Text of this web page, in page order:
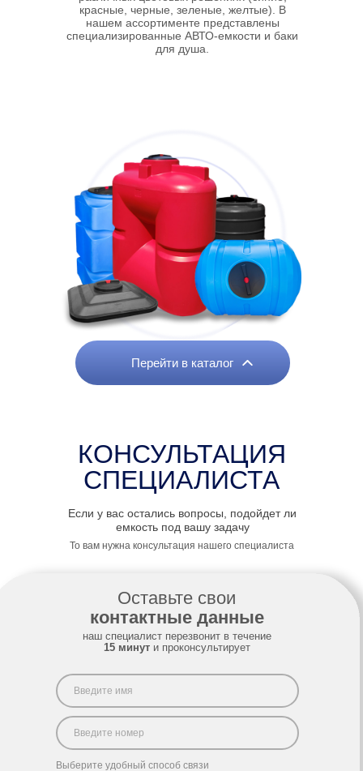
Перейти в каталог
СПЕЦИАЛИСТА
То вам нужна консультация нашего специалиста
Если у вас остались вопросы, подойдет ли
емкость под вашу задачу
Оставить заявку
наш специалист перезвонит в течение
15 минути проконсультирует
Оставьте свои
контактные данные
*Нажимая на кнопку "Оформить заявку", я соглашаюсь
на обработку персональных данных